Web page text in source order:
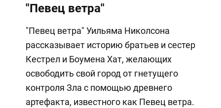
"Певец ветра"
"Певец ветра" Уильяма Николсона
рассказывает историю братьев и сестер
Кестрел и Боумена Хат, желающих
освободить свой город от гнетущего
контроля Зла с помощью древнего
артефакта, известного как Певец ветра.